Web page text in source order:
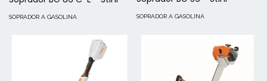
SOPRADOR A GASOLINA SOPRADOR A GASOLINA